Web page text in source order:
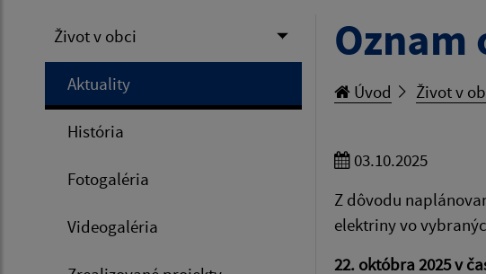
Život v obci
Aktuality
História
Fotogaléria
Videogaléria
Úvod Život v
03.10.2025
Z dôvodu
elektriny vo
22. októbra 2025 v